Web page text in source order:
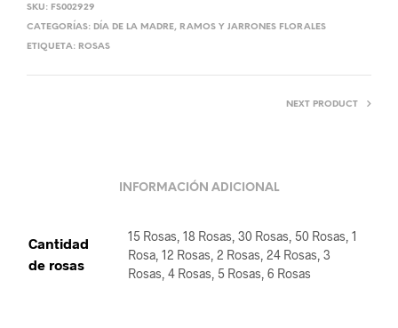
SKU: FS002929
CATEGORÍAS: DÍA DE LA MADRE, RAMOS Y JARRONES FLORALES
ETIQUETA: ROSAS
NEXT PRODUCT
INFORMACIÓN ADICIONAL
Cantidad
de rosas
15 Rosas, 18 Rosas, 30 Rosas, 50 Rosas, 1
Rosa, 12 Rosas, 2 Rosas, 24 Rosas, 3
Rosas, 4 Rosas, 5 Rosas, 6 Rosas